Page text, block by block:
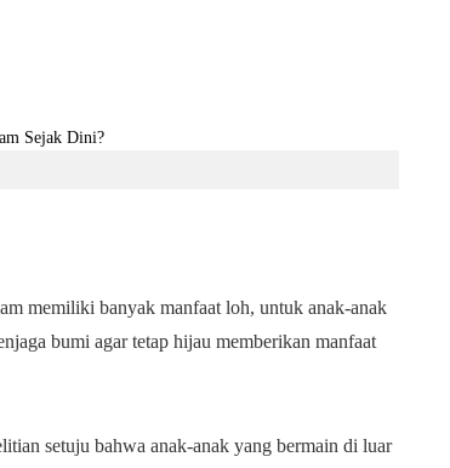
memiliki banyak manfaat loh, untuk anak-anak
bumi agar tetap hijau memberikan manfaat
setuju bahwa anak-anak yang bermain di luar